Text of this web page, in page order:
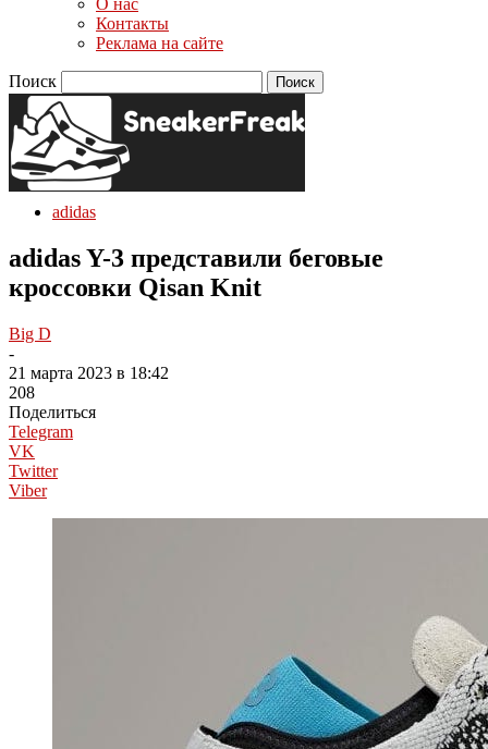
О нас
Контакты
Реклама на сайте
Поиск
adidas
adidas Y-3 представили беговые
кроссовки Qisan Knit
Big D
-
21 марта 2023 в 18:42
208
Поделиться
Telegram
VK
Twitter
Viber